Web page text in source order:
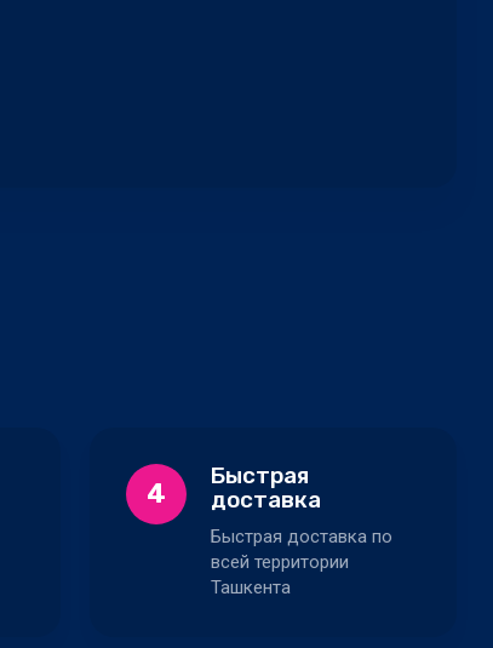
4
Быстрая
доставка
Быстрая доставка по
всей территории
Ташкента